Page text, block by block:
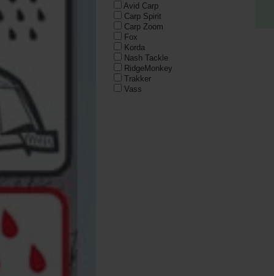
Avid Carp
Carp Spirit
Carp Zoom
Fox
Korda
Nash Tackle
RidgeMonkey
Trakker
Vass